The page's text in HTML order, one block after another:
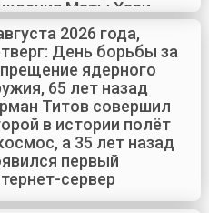
Маты Хари
2026 года,
День борьбы за
ядерного
65 лет назад
Титов совершил
в истории полёт
а 35 лет назад
первый
сервер